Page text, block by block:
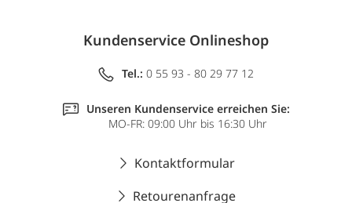
Kundenservice Onlineshop
Tel.: 0 55 93 - 80 29 77 12
Unseren Kundenservice erreichen Sie:
MO-FR: 09:00 Uhr bis 16:30 Uhr
Kontaktformular
Retourenanfrage